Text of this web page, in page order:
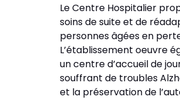
Le Centre Hospitalier
soins de suite et de
personnes âgées en
L’établissement oeuvre
un centre d’accueil de
souffrant de troubles
et la préservation de